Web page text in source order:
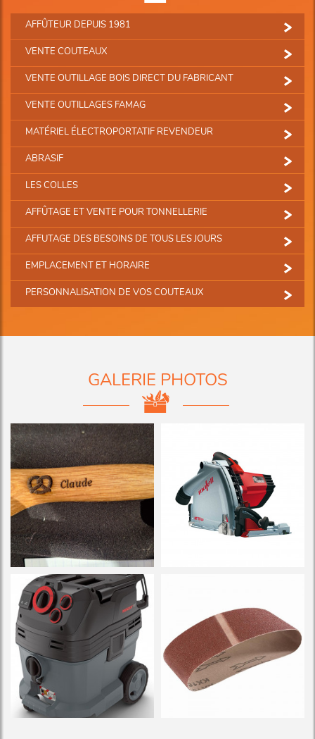
AFFÛTEUR DEPUIS 1981
VENTE COUTEAUX
VENTE OUTILLAGE BOIS DIRECT DU FABRICANT
VENTE OUTILLAGES FAMAG
MATÉRIEL ÉLECTROPORTATIF REVENDEUR
ABRASIF
LES COLLES
AFFÛTAGE ET VENTE POUR TONNELLERIE
AFFUTAGE DES BESOINS DE TOUS LES JOURS
EMPLACEMENT ET HORAIRE
PERSONNALISATION DE VOS COUTEAUX
GALERIE PHOTOS